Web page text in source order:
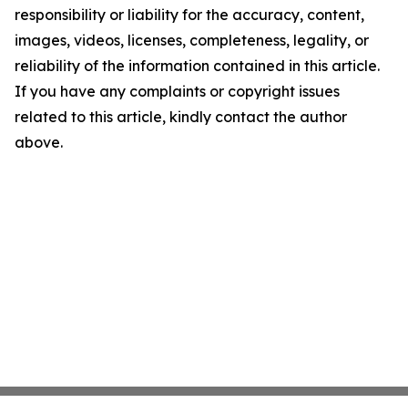
responsibility or liability for the accuracy, content,
images, videos, licenses, completeness, legality, or
reliability of the information contained in this article.
If you have any complaints or copyright issues
related to this article, kindly contact the author
above.